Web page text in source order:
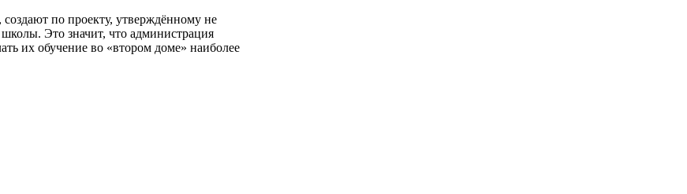
по проекту, утверждённому не
Это значит, что администрация
их обучение во «втором доме» наиболее